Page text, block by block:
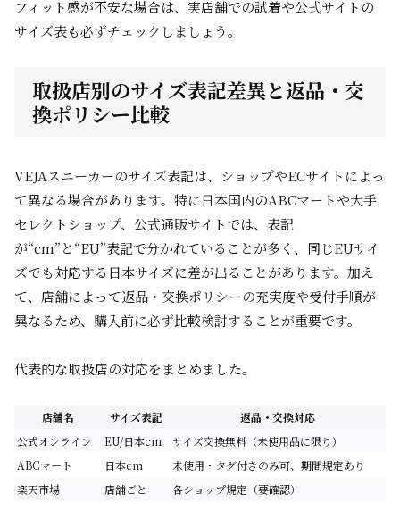
フィット感が不安な場合は、実店舗での試着や公式サイトの
サイズ表も必ずチェックしましょう。
取扱店別のサイズ表記差異と返品・交
換ポリシー比較
VEJAスニーカーのサイズ表記は、ショップやECサイトによっ
て異なる場合があります。特に日本国内のABCマートや大手
セレクトショップ、公式通販サイトでは、表記
が“cm”と“EU”表記で分かれていることが多く、同じEUサイ
ズでも対応する日本サイズに差が出ることがあります。加え
て、店舗によって返品・交換ポリシーの充実度や受付手順が
異なるため、購入前に必ず比較検討することが重要です。
代表的な取扱店の対応をまとめました。
店舗名 サイズ表記
返品・交換対応
公式オンライン
EU/日本cm
サイズ交換無料（未使用品に限り）
ABCマート
日本cm
未使用・タグ付きのみ可、期間規定あり
楽天市場
店舗ごと 各ショップ規定（要確認）